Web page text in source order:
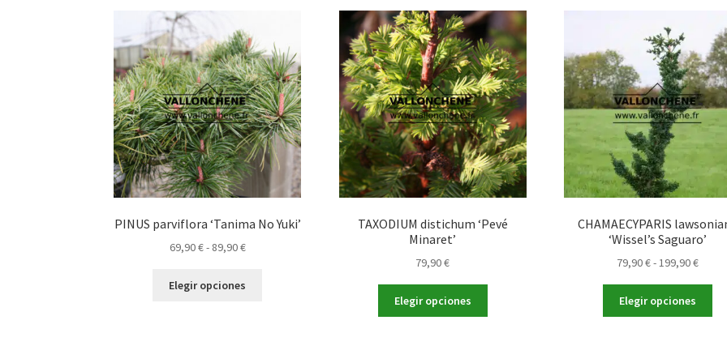
PINUS parviflora ‘Tanima No Yuki’
69,90€- 89,90€Rango
precios:
Elegir opciones
TAXODIUM distichum ‘Pevé
Minaret’
79,90€
Elegir opciones
CHAMAECYPARIS
‘Wissel’s Saguaro’
79,90€-199,90€Rango
desde
Elegir opciones